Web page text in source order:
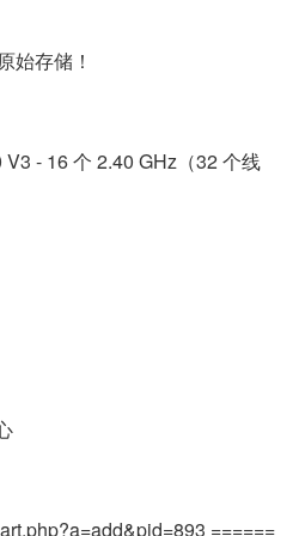
始存储！
- 16 个 2.40 GHz（32 个线
======